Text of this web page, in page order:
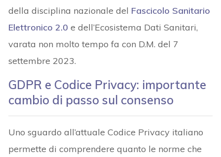
della disciplina nazionale del Fascicolo Sanitario
Elettronico 2.0 e dell’Ecosistema Dati Sanitari,
varata non molto tempo fa con D.M. del 7
settembre 2023.
GDPR e Codice Privacy: importante
cambio di passo sul consenso
Uno sguardo all’attuale Codice Privacy italiano
permette di comprendere quanto le norme che